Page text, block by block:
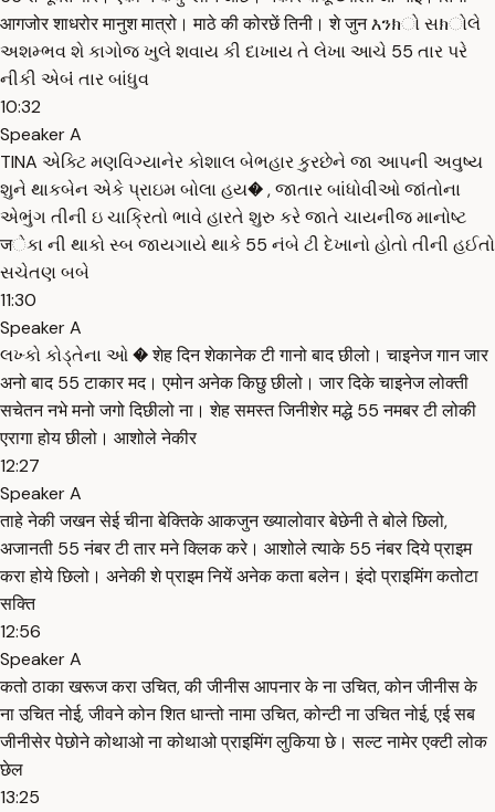
आगजोर शाधरोर मानुश मात्रो। माठे की कोरछें तिनी। शे जुन እንክો સክોલે
અશમ્ભવ શે કાગોજ ખુલે શવાય કી દાખાય તે લેખા આચે 55 તાર પરે
નીકી એબંં તાર બાંધુવ
10:32
Speaker A
TINA એક્ટિ મણવિગ્યાનેર કોશાલ બેભહાર કુરછેને જા આપની અવુષ્ય
શુને થાકબેન એકે પ્રાઇમ બોલા હય� , જાતાર બાંધોવીઓ જાંતોના
એભુંગ તીની ઇ ચાક્રિતો ભાવે હારતે શુરુ કરે જાતે ચાયનીજ માનોષ્ટ
जેકા ની થાકો સ્બ જાયગાયે થાકે 55 નંબે ટી દેખાનો હોતો તીની હઈતો
સચેતણ બબે
11:30
Speaker A
લખ્કો કોડ્તેના ઓ � शेह दिन शेकानेक टी गानो बाद छीलो। चाइनेज गान जार
अनो बाद 55 टाकार मद। एमोन अनेक किछु छीलो। जार दिके चाइनेज लोक्ती
सचेतन नभे मनो जगो दिछीलो ना। शेह समस्त जिनीशेर मद्धे 55 नमबर टी लोकी
एरागा होय छीलो। आशोले नेकीर
12:27
Speaker A
ताहे नेकी जखन सेई चीना बेक्तिके आकजुन ख्यालोवार बेछेनी ते बोले छिलो,
अजानती 55 नंबर टी तार मने क्लिक करे। आशोले त्याके 55 नंबर दिये प्राइम
करा होये छिलो। अनेकी शे प्राइम नियें अनेक कता बलेन। इंदो प्राइमिंग कतोटा
सक्ति
12:56
Speaker A
कतो ठाका खरूज करा उचित, की जीनीस आपनार के ना उचित, कोन जीनीस के
ना उचित नोई, जीवने कोन शित धान्तो नामा उचित, कोन्टी ना उचित नोई, एई सब
जीनीसेर पेछोने कोथाओ ना कोथाओ प्राइमिंग लुकिया छे। सल्ट नामेर एक्टी लोक
छेल
13:25